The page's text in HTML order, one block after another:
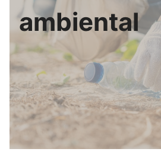
ambiental